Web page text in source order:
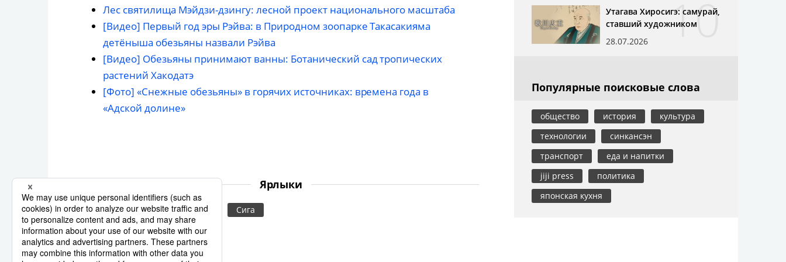
Лес святилища Мэйдзи-дзингу: лесной проект национального масштаба
[Видео] Первый год эры Рэйва: в Природном зоопарке Такасакияма
детёныша обезьяны назвали Рэйва
[Видео] Обезьяны принимают ванны: Ботанический сад тропических
растений Хакодатэ
[Фото] «Снежные обезьяны» в горячих источниках: времена года в
«Адской долине»
Ярлыки
туризм Синто Оцу Сига
10
Утагава Хиросигэ: самурай,
ставший художником
28.07.2026
Популярные поисковые слова
общество история
культура
технологии
синкансэн
транспорт
еда и напитки
jiji press
политика
японская кухня